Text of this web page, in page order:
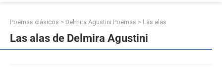
Poemas clásicos > Delmira Agustini Poemas > Las alas
Las alas de Delmira Agustini